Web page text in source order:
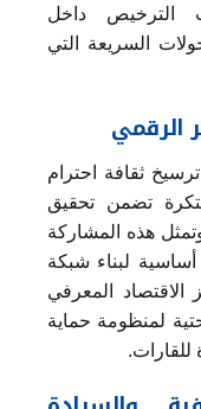
الترخيص داخل
السريعة التي
الرقمي
ثقافة احترام
تضمن تحقيق
هذه المشاركة
لبناء شبكة
المعرفي
لمنظومة حماية
للقارات.